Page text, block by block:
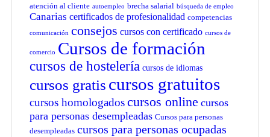
atención al cliente autoempleo brecha salarial búsqueda de empleo
Canarias certificados de profesionalidad competencias
comunicación consejos cursos con certificado cursos de
comercio Cursos de formación
cursos de hostelería cursos de idiomas
cursos gratis cursos gratuitos
cursos homologadoscursos online cursos
para personas desempleadas Cursos para personas
desempleadas cursos para personas ocupadas